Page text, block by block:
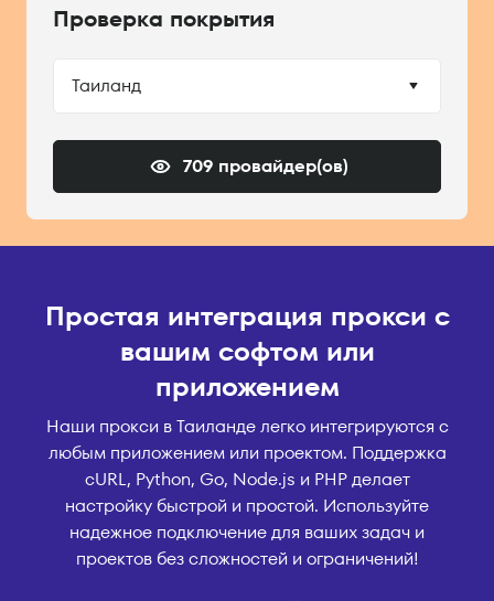
Проверка покрытия
Таиланд
709 провайдер(ов)
Простая интеграция прокси с
вашим софтом или
приложением
Наши прокси в Таиланде легко интегрируются с
любым приложением или проектом. Поддержка
cURL, Python, Go, Node.js и PHP делает
настройку быстрой и простой. Используйте
надежное подключение для ваших задач и
проектов без сложностей и ограничений!